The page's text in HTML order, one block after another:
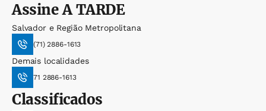
AssineA TARDE
Salvador e Região Metropolitana
(71) 2886-1613
Demais localidades
71 2886-1613
Classificados